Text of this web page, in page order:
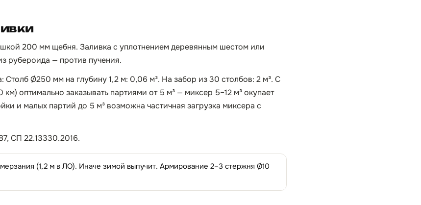
200 мм щебня. Заливка с уплотнением деревянным шестом или
рубероида — против пучения.
Столб Ø250 мм на глубину 1,2 м: 0,06 м³. На забор из 30 столбов: 2 м³. С
км) оптимально заказывать партиями от 5 м³ — миксер 5–12 м³ окупает
и малых партий до 5 м³ возможна частичная загрузка миксера с
СП 22.13330.2016.
(1,2 м в ЛО). Иначе зимой выпучит. Армирование 2–3 стержня Ø10